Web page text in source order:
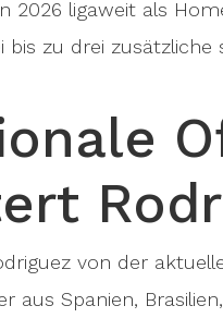
2026 ligaweit als
zu drei zusätzliche
von der
aus Spanien,